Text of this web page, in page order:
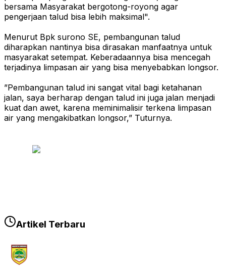
bersama Masyarakat bergotong-royong agar
pengerjaan talud bisa lebih maksimal".
Menurut Bpk surono SE, pembangunan talud
diharapkan nantinya bisa dirasakan manfaatnya untuk
masyarakat setempat. Keberadaannya bisa mencegah
terjadinya limpasan air yang bisa menyebabkan longsor.
”Pembangunan talud ini sangat vital bagi ketahanan
jalan, saya berharap dengan talud ini juga jalan menjadi
kuat dan awet, karena meminimalisir terkena limpasan
air yang mengakibatkan longsor,” Tuturnya.
Artikel Terbaru